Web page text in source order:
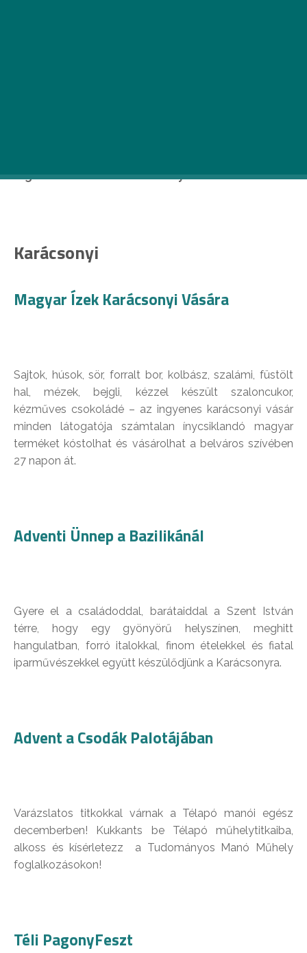
legváltozatosabb rendezvényeit.
Karácsonyi
Magyar Ízek Karácsonyi Vására
Sajtok, húsok, sör, forralt bor, kolbász, szalámi, füstölt
hal, mézek, bejgli, kézzel készült szaloncukor,
kézműves csokoládé – az ingyenes karácsonyi vásár
minden látogatója számtalan ínycsiklandó magyar
terméket kóstolhat és vásárolhat a belváros szívében
27 napon át.
Adventi Ünnep a Bazilikánál
Gyere el a családoddal, barátaiddal a Szent István
térre, hogy egy gyönyörű helyszínen, meghitt
hangulatban, forró italokkal, finom ételekkel és fiatal
iparművészekkel együtt készülődjünk a Karácsonyra.
Advent a Csodák Palotájában
Varázslatos titkokkal várnak a Télapó manói egész
decemberben! Kukkants be Télapó műhelytitkaiba,
alkoss és kísérletezz a Tudományos Manó Műhely
foglalkozásokon!
Téli PagonyFeszt